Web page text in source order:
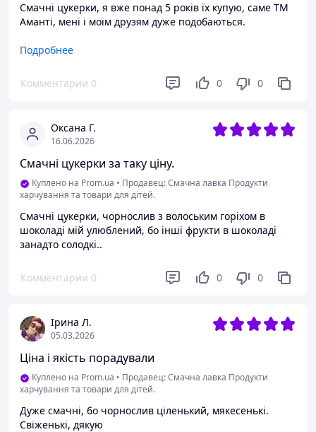
Смачні цукерки, я вже понад 5 років їх купую, саме ТМ
Аманті, мені і моїм друзям дуже подобаються.
Преимущества
Якісні складові, смак, корисні
Недостатки
Подробнее
Комментарии 0 0 0
Оксана Г.
16.06.2026
Смачні цукерки за таку ціну.
Куплено на Prom.ua • Продавец: Смачна лавка Продукти
харчування та товари для дітей.
Смачні цукерки, чорнослив з волоським горіхом в
шоколаді мій улюблений, бо інші фрукти в шоколаді
занадто солодкі..
Комментарии 0 0 0
Ірина Л.
05.03.2026
Ціна і якість порадували
Куплено на Prom.ua • Продавец: Смачна лавка Продукти
харчування та товари для дітей.
Дуже смачні, бо чорнослив ціленький, мякесенькі.
Свіженькі, дякую